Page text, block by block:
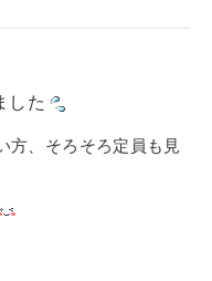
した
方、そろそろ定員も見